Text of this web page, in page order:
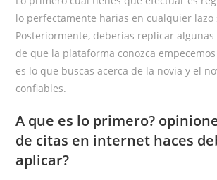
lo perfectamente harias en cualquier lazo
Posteriormente, deberias replicar
de que la plataforma conozca
es lo que buscas acerca de la novia y el
confiables.
A que es lo primero?
de citas en internet haces
aplicar?